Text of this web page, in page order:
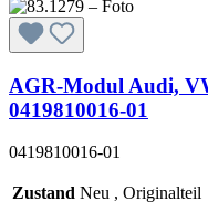
AGR-Modul Audi,
0419810016-01
0419810016-01
Zustand Neu , Originalteil